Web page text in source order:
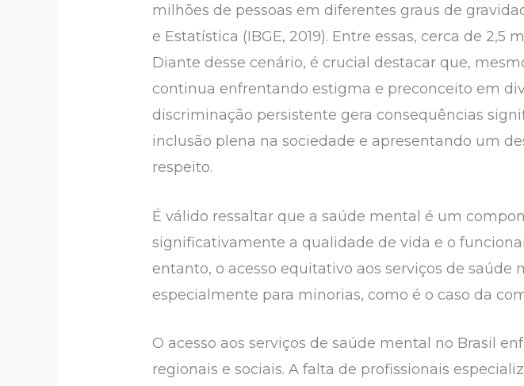
milhões de pessoas em diferentes graus de
e Estatística (IBGE, 2019). Entre essas, cerca de
Diante desse cenário, é crucial destacar que,
continua enfrentando estigma e preconceito em
discriminação persistente gera consequências
inclusão plena na sociedade e apresentando um
respeito.
É válido ressaltar que a saúde mental é um
significativamente a qualidade de vida e o
entanto, o acesso equitativo aos serviços de
especialmente para minorias, como é o caso da
O acesso aos serviços de saúde mental no Brasil
regionais e sociais. A falta de profissionais